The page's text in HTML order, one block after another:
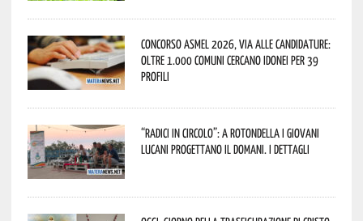
Concorso Asmel 2026, via alle candidature:
oltre 1.000 Comuni cercano idonei per 39
profili
“Radici in Circolo”: a Rotondella i giovani
lucani progettano il domani. I dettagli